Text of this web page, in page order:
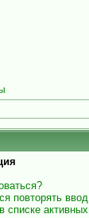
повторять
списке